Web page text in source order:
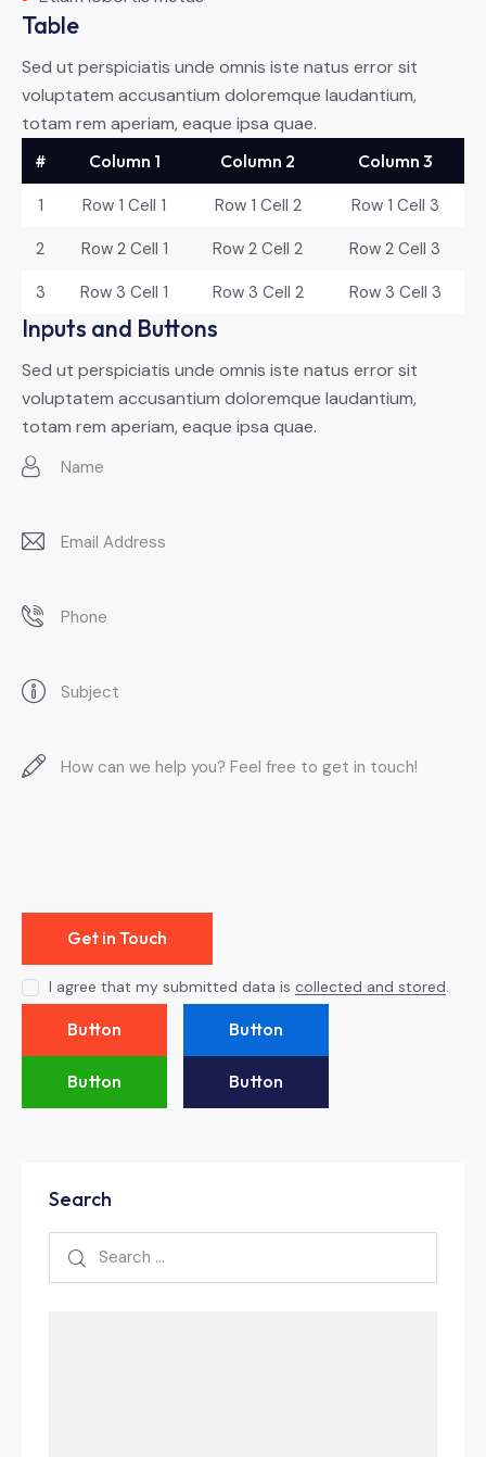
Table
Sed ut perspiciatis unde omnis iste natus error sit
voluptatem accusantium doloremque laudantium,
totam rem aperiam, eaque ipsa quae.
# Column 1 Column 2 Column 3
1 Row 1 Cell 1 Row 1 Cell 2
Row 1 Cell 3
2
Row 2 Cell 1 Row 2 Cell 2
Row 2 Cell 3
3
Row 3 Cell 1 Row 3 Cell 2 Row 3 Cell 3
Inputs and Buttons
Sed ut perspiciatis unde omnis iste natus error sit
voluptatem accusantium doloremque laudantium,
totam rem aperiam, eaque ipsa quae.
I agree that my submitted data iscollected and stored.
Button Button
Button Button
Search